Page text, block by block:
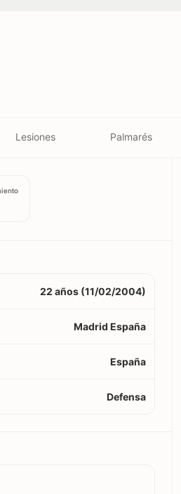
Lesiones Palmarés
22 años (11/02/2004)
Madrid España
España
Defensa